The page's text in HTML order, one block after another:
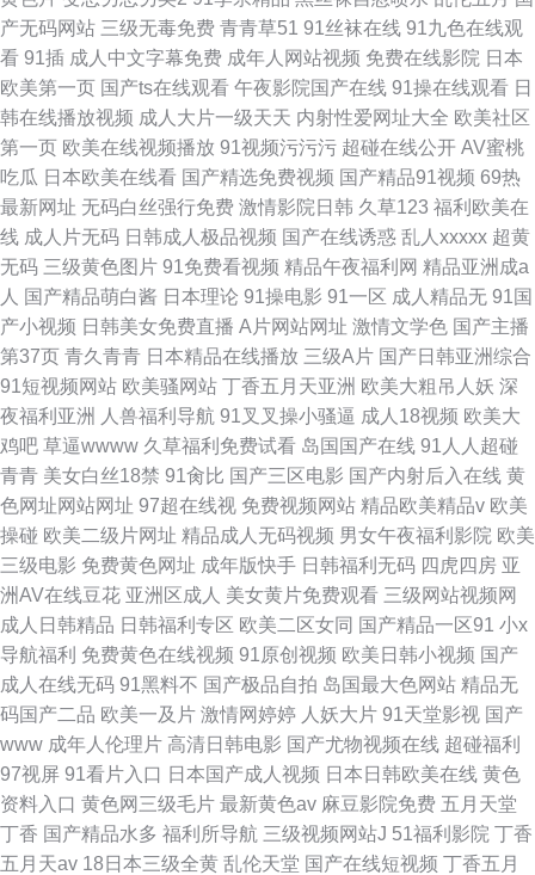
产无码网站 三级无毒免费 青青草51 91丝袜在线 91九色在线观
看 91插 成人中文字幕免费 成年人网站视频 免费在线影院 日本
欧美第一页 国产ts在线观看 午夜影院国产在线 91操在线观看 日
韩在线播放视频 成人大片一级天天 内射性爱网址大全 欧美社区
第一页 欧美在线视频播放 91视频污污污 超碰在线公开 AV蜜桃
吃瓜 日本欧美在线看 国产精选免费视频 国产精品91视频 69热
最新网址 无码白丝强行免费 激情影院日韩 久草123 福利欧美在
线 成人片无码 日韩成人极品视频 国产在线诱惑 乱人xxxxx 超黄
无码 三级黄色图片 91免费看视频 精品午夜福利网 精品亚洲成a
人 国产精品萌白酱 日本理论 91操电影 91一区 成人精品无 91国
产小视频 日韩美女免费直播 A片网站网址 激情文学色 国产主播
第37页 青久青青 日本精品在线播放 三级A片 国产日韩亚洲综合
91短视频网站 欧美骚网站 丁香五月天亚洲 欧美大粗吊人妖 深
夜福利亚洲
人兽福利导航 91叉叉操小骚逼 成人18视频 欧美大
鸡吧 草逼wwww 久草福利免费试看 岛国国产在线 91人人超碰
青青 美女白丝18禁 91肏比 国产三区电影 国产内射后入在线 黄
色网址网站网址 97超在线视 免费视频网站 精品欧美精品v 欧美
操碰 欧美二级片网址 精品成人无码视频 男女午夜福利影院 欧美
三级电影 免费黄色网址 成年版快手 日韩福利无码 四虎四房 亚
洲AV在线豆花 亚洲区成人 美女黄片免费观看 三级网站视频网
成人日韩精品 日韩福利专区 欧美二区女同 国产精品一区91 小x
导航福利 免费黄色在线视频 91原创视频 欧美日韩小视频 国产
成人在线无码 91黑料不 国产极品自拍 岛国最大色网站 精品无
码国产二品 欧美一及片 激情网婷婷 人妖大片 91天堂影视 国产
www 成年人伦理片 高清日韩电影 国产尤物视频在线 超碰福利
97视屏 91看片入口 日本国产成人视频 日本日韩欧美在线 黄色
资料入口 黄色网三级毛片 最新黄色av 麻豆影院免费 五月天堂
丁香 国产精品水多 福利所导航 三级视频网站J 51福利影院 丁香
五月天av 18日本三级全黄 乱伦天堂 国产在线短视频 丁香五月